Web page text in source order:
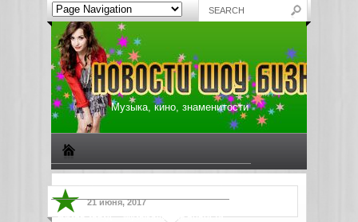
Музыка, кино, знаменитости
Жизнь звезд Музыкальные новости
21 июня, 2017